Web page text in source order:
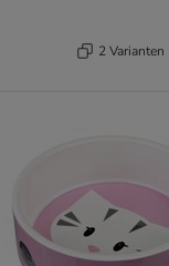
2 Varianten